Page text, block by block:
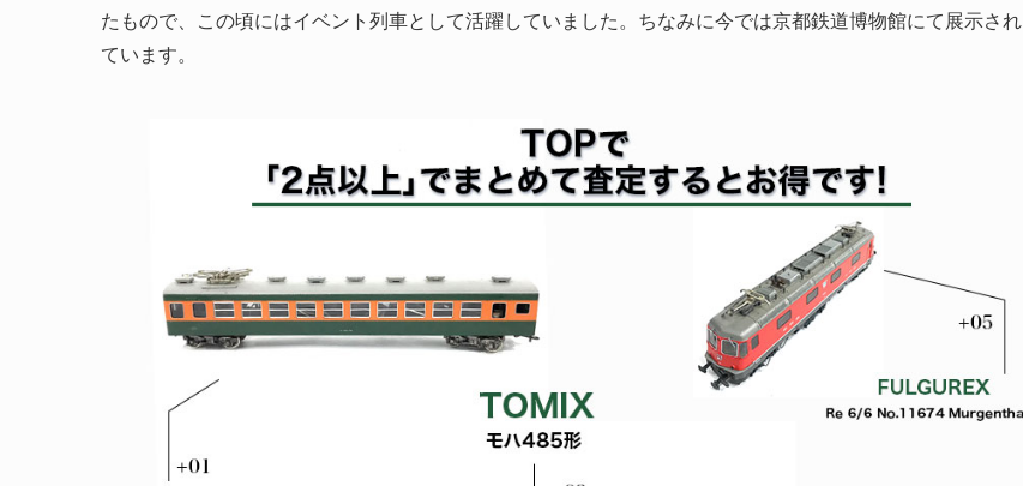
たもので、この頃にはイベント列車として活躍していました。ちなみに今では京都鉄道博物館にて展示され
ています。